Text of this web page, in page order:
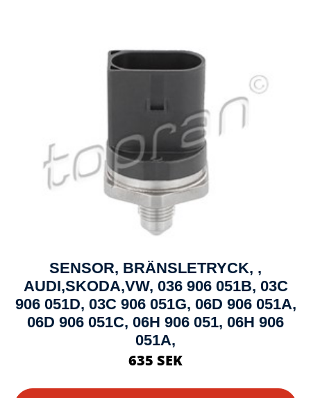
SENSOR, BRÄNSLETRYCK, ,
AUDI,SKODA,VW, 036 906 051B, 03C
906 051D, 03C 906 051G, 06D 906 051A,
06D 906 051C, 06H 906 051, 06H 906
051A,
635 SEK